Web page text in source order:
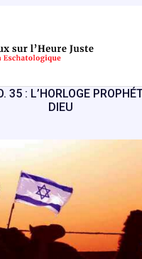
35 : L’HORLOGE
DIEU